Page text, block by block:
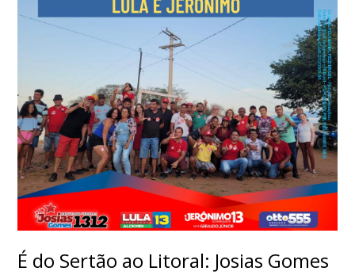
É do Sertão ao Litoral: Josias Gomes